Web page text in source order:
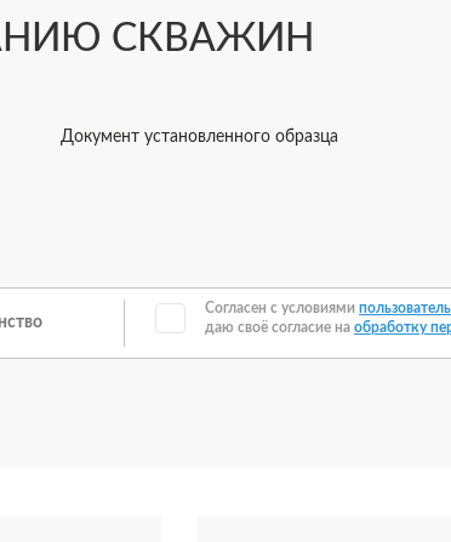
СКВАЖИН
Документ установленного образца
Согласен с условиями
даю своё согласие на обработку